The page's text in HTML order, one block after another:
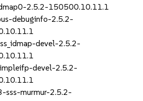
2.5.2-150500.10.11.1
debuginfo-2.5.2-
devel-2.5.2-
devel-2.5.2-
sss-murmur-2.5.2-